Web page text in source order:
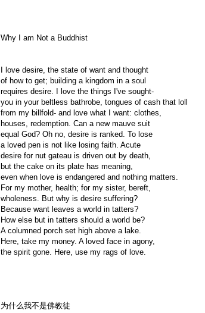
Why I am Not a Buddhist
I love desire, the state of want and thought
of how to get; building a kingdom in a soul
requires desire. I love the things I've sought-
you in your beltless bathrobe, tongues of cash that loll
from my billfold- and love what I want: clothes,
houses, redemption. Can a new mauve suit
equal God? Oh no, desire is ranked. To lose
a loved pen is not like losing faith. Acute
desire for nut gateau is driven out by death,
but the cake on its plate has meaning,
even when love is endangered and nothing matters.
For my mother, health; for my sister, bereft,
wholeness. But why is desire suffering?
Because want leaves a world in tatters?
How else but in tatters should a world be?
A columned porch set high above a lake.
Here, take my money. A loved face in agony,
the spirit gone. Here, use my rags of love.
为什么我不是佛教徒